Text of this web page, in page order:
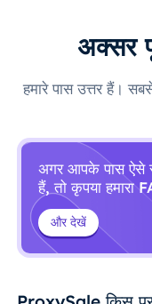
अक्सर
हमारे पास उत्तर हैं।
अगर आपके पास ऐसे
हैं, तो कृपया हमारा
और देखें